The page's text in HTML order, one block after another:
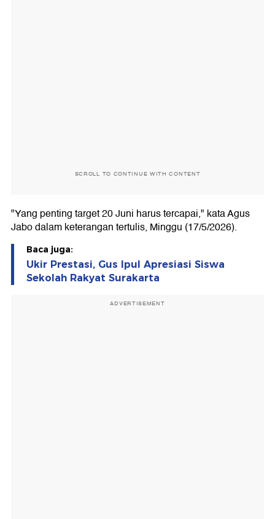
SCROLL TO CONTINUE WITH CONTENT
"Yang penting target 20 Juni harus tercapai," kata Agus
Jabo dalam keterangan tertulis, Minggu (17/5/2026).
Baca juga:
Ukir Prestasi, Gus Ipul Apresiasi Siswa
Sekolah Rakyat Surakarta
ADVERTISEMENT